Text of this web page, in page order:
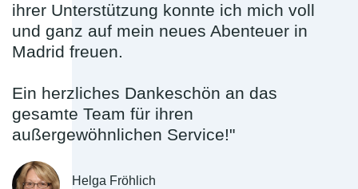
ihrer Unterstützung konnte ich mich voll
und ganz auf mein neues Abenteuer in
Madrid freuen.
Ein herzliches Dankeschön an das
gesamte Team für ihren
außergewöhnlichen Service!"
Helga Fröhlich